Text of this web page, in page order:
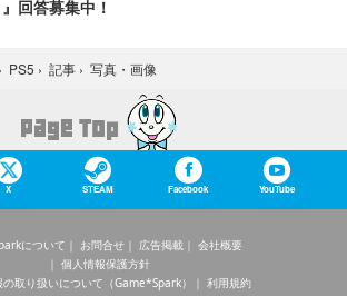
回答募集中！
› PS5 › 記事 › 写真・画像
X STEAM Facebook YouTube
について お問合せ 広告掲載
会社概要
個人情報保護方針
取り扱いについて（Game*Spark）
利用規約